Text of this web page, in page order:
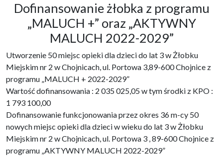
Dofinansowanie żłobka z programu
„MALUCH +” oraz „AKTYWNY
MALUCH 2022-2029”
Utworzenie 50 miejsc opieki dla dzieci do lat 3 w Żłobku
Miejskim nr 2 w Chojnicach, ul. Portowa 3,89-600 Chojnice z
programu „MALUCH + 2022-2029”
Wartość dofinansowania : 2 035 025,05 w tym środki z KPO :
1 793 100,00
Dofinansowanie funkcjonowania przez okres 36 m-cy 50
nowych miejsc opieki dla dzieci w wieku do lat 3 w Żłobku
Miejskim nr 2 w Chojnicach, ul. Portowa 3 , 89-600 Chojnice z
programu „AKTYWNY MALUCH 2022-2029”